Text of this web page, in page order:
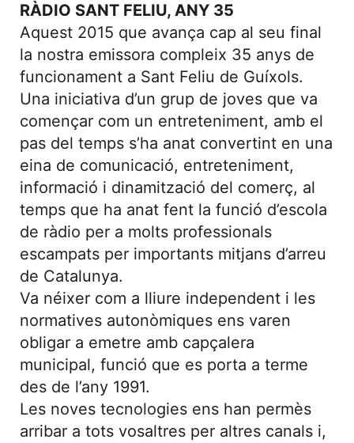
RÀDIO SANT FELIU, ANY 35
Aquest 2015 que avança cap al seu final
la nostra emissora compleix 35 anys de
funcionament a Sant Feliu de Guíxols.
Una iniciativa d’un grup de joves que va
començar com un entreteniment, amb el
pas del temps s’ha anat convertint en una
eina de comunicació, entreteniment,
informació i dinamització del comerç, al
temps que ha anat fent la funció d’escola
de ràdio per a molts professionals
escampats per importants mitjans d’arreu
de Catalunya.
Va néixer com a lliure independent i les
normatives autonòmiques ens varen
obligar a emetre amb capçalera
municipal, funció que es porta a terme
des de l’any 1991.
Les noves tecnologies ens han permès
arribar a tots vosaltres per altres canals i,